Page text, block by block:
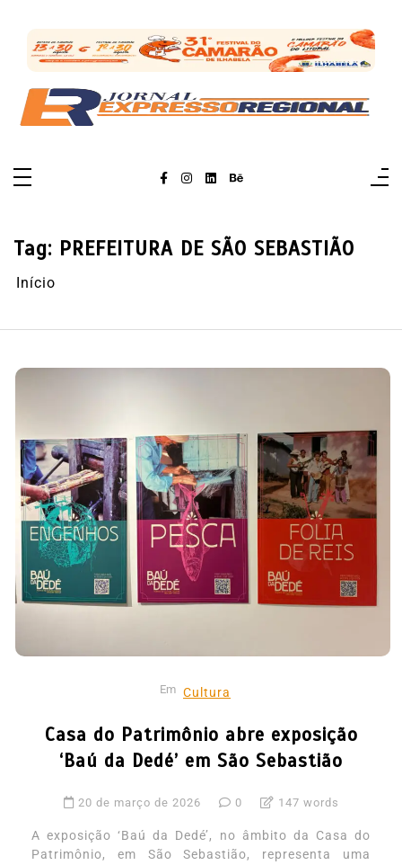
conteúdo
Tag: PREFEITURA DE SÃO SEBASTIÃO
Início
Em Cultura
Casa do Patrimônio abre exposição
‘Baú da Dedé’ em São Sebastião
20 de março de 2026 0 147 words
A exposição ‘Baú da Dedé’, no âmbito da Casa do
Patrimônio, em São Sebastião, representa uma